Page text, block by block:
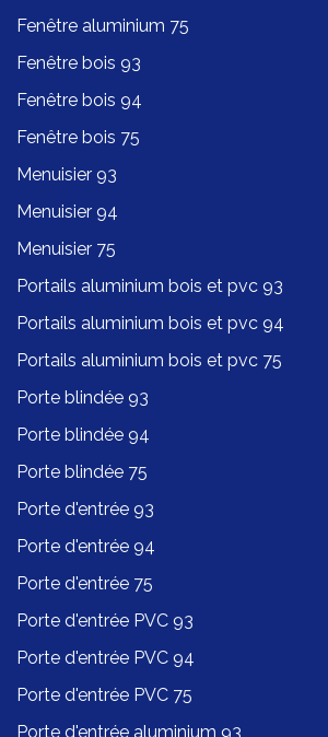
Fenêtre aluminium 75
Fenêtre bois 93
Fenêtre bois 94
Fenêtre bois 75
Menuisier 93
Menuisier 94
Menuisier 75
Portails aluminium bois et pvc 93
Portails aluminium bois et pvc 94
Portails aluminium bois et pvc 75
Porte blindée 93
Porte blindée 94
Porte blindée 75
Porte d'entrée 93
Porte d'entrée 94
Porte d'entrée 75
Porte d'entrée PVC 93
Porte d'entrée PVC 94
Porte d'entrée PVC 75
Porte d'entrée aluminium 93